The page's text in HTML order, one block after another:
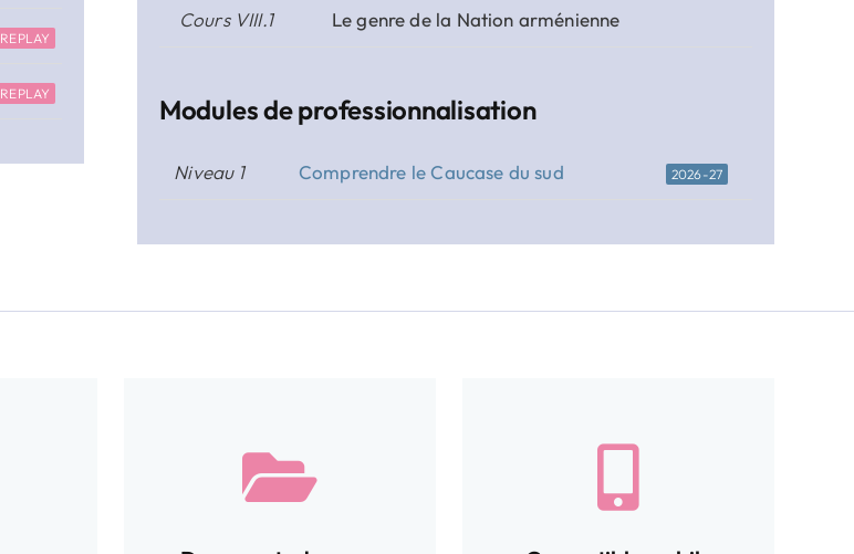
REPLAY
REPLAY
Cours VIII.1 Le genre de la Nation arménienne
Modules de professionnalisation
Niveau 1 Comprendre le Caucase du sud 2026-27